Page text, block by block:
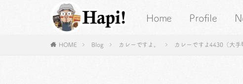
Home Profile
HOME Blog カレーですよ。 カレーですよ4430（大